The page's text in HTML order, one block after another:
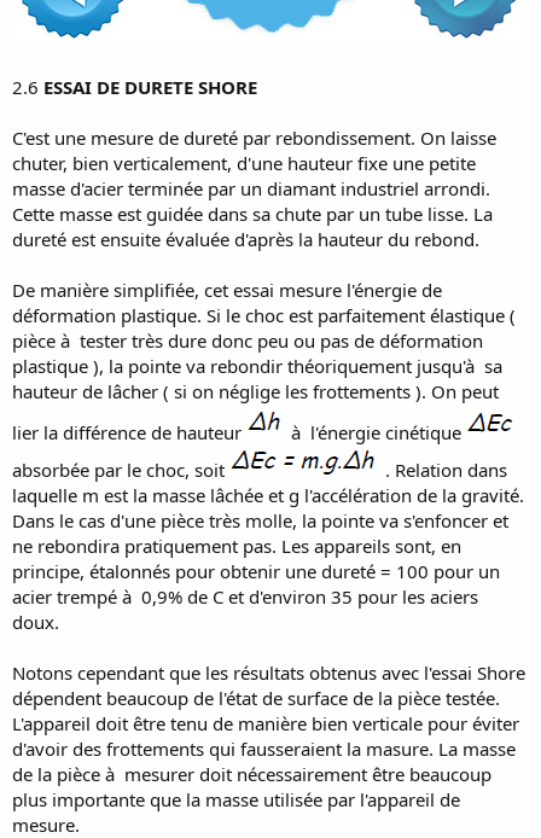
n
2.6 ESSAI DE DURETE SHORE
C'est une mesure de dureté par rebondissement. On laisse
chuter, bien verticalement, d'une hauteur fixe une petite
masse d'acier terminée par un diamant industriel arrondi.
Cette masse est guidée dans sa chute par un tube lisse. La
dureté est ensuite évaluée d'après la hauteur du rebond.
De manière simplifiée, cet essai mesure l'énergie de
déformation plastique. Si le choc est parfaitement élastique (
pièce à tester très dure donc peu ou pas de déformation
plastique ), la pointe va rebondir théoriquement jusqu'à sa
hauteur de lâcher ( si on néglige les frottements ). On peut
lier la différence de hauteur
à l'énergie cinétique
absorbée par le choc, soit
. Relation dans
laquelle m est la masse lâchée et g l'accélération de la gravité.
Dans le cas d'une pièce très molle, la pointe va s'enfoncer et
ne rebondira pratiquement pas. Les appareils sont, en
principe, étalonnés pour obtenir une dureté = 100 pour un
acier trempé à 0,9% de C et d'environ 35 pour les aciers
doux.
Notons cependant que les résultats obtenus avec l'essai Shore
dépendent beaucoup de l'état de surface de la pièce testée.
L'appareil doit être tenu de manière bien verticale pour éviter
d'avoir des frottements qui fausseraient la masure. La masse
de la pièce à mesurer doit nécessairement être beaucoup
plus importante que la masse utilisée par l'appareil de
mesure.